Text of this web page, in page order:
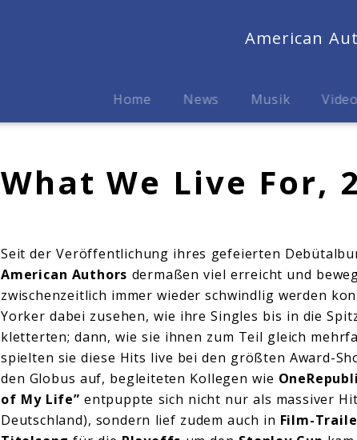
American
Home News Musik
What We Live For,
Seit der Veröffentlichung ihres gefeierten
American Authors dermaßen viel erreicht und
zwischenzeitlich immer wieder schwindlig werden
Yorker dabei zusehen, wie ihre Singles bis in die
kletterten; dann, wie sie ihnen zum Teil gleich
spielten sie diese Hits live bei den größten Award-
den Globus auf, begleiteten Kollegen wie
of My Life”entpuppte sich nicht nur als massiver
Deutschland), sondern lief zudem auch in Film-